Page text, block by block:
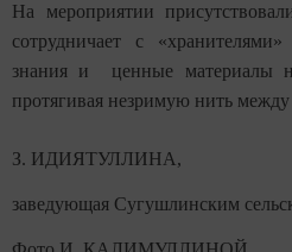
На мероприятии
сотрудничает с
знания и ценные материалы
протягивая незримую нить
З. ИДИЯТУЛЛИНА,
заведующая Сугушлинским